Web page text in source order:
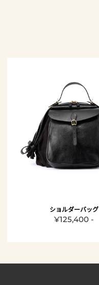
ショルダーバッグ
¥125,400 -